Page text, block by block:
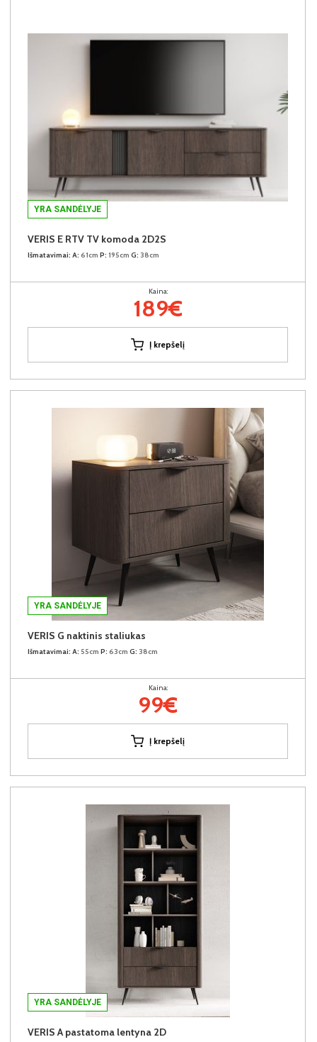
YRA SANDĖLYJE
VERIS E RTV TV komoda 2D2S
Išmatavimai: A: 61cm P: 195cm G: 38cm
Kaina:
189€
Į krepšelį
YRA SANDĖLYJE
VERIS G naktinis staliukas
Išmatavimai: A: 55cm P: 63cm G: 38cm
Kaina:
99€
Į krepšelį
YRA SANDĖLYJE
VERIS A pastatoma lentyna 2D